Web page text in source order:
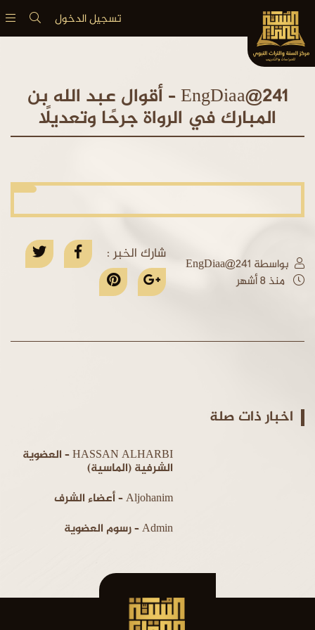
تسجيل الدخول
EngDiaa@241 – أقوال عبد الله بن
المبارك في الرواة جرحًا وتعديلًا
بواسطة EngDiaa@241
منذ 8 أشهر
شارك الخبر :
اخبار ذات صلة
HASSAN ALHARBI – العضوية
الشرفية (الماسية)
Aljohanim – أعضاء الشرف
Admin – رسوم العضوية